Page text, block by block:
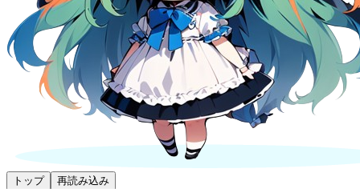
トップ 再読み込み